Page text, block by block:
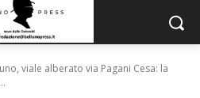
viale alberato via Pagani Cesa: la